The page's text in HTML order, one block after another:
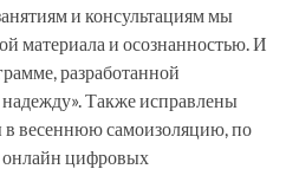
и консультациям мы
материала и осознанностью. И
разработанной
Также исправлены
весеннюю самоизоляцию, по
онлайн цифровых